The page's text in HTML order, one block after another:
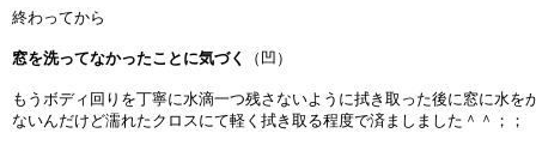
終わってから
窓を洗ってなかったことに気づく （凹）
もうボディ回りを丁寧に水滴一つ残さないように拭き取った後に窓に水を
ないんだけど濡れたクロスにて軽く拭き取る程度で済ましました＾＾；；